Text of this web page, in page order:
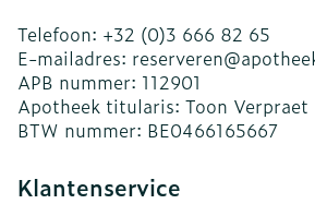
Telefoon: +32 (0)3 666 82 65
E-mailadres: reserveren@
APB nummer: 112901
Apotheek titularis: Toon Verpraet
BTW nummer: BE0466165667
Klantenservice